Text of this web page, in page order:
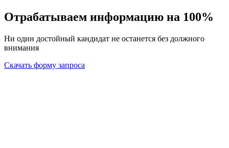
Отрабатываем информацию на 100%
Ни один достойный кандидат не останется без должного
внимания
Скачать форму запроса